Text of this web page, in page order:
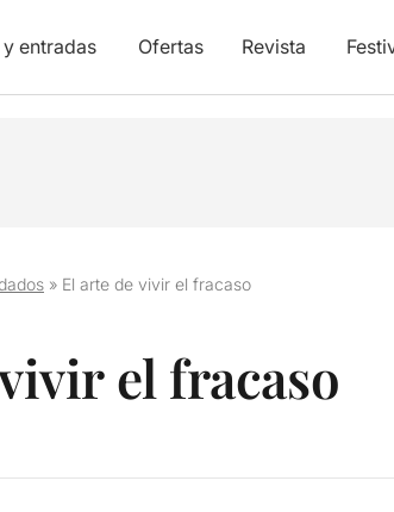
entradas Ofertas Revista
» El arte de vivir el fracaso
el fracaso